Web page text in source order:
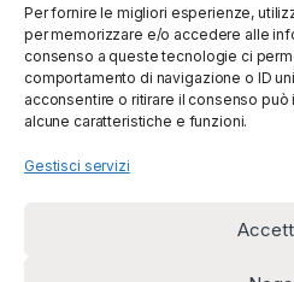
Per fornire le migliori esperienze,
per memorizzare e/o accedere alle
consenso a queste tecnologie ci
comportamento di navigazione o ID
acconsentire o ritirare il consenso
alcune caratteristiche e funzioni.
Gestisci servizi